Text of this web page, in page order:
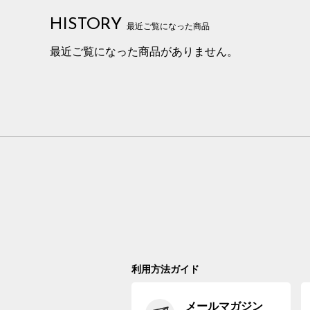
HISTORY 最近ご覧になった商品
最近ご覧になった商品がありません。
利用方法ガイド
メールマガジン